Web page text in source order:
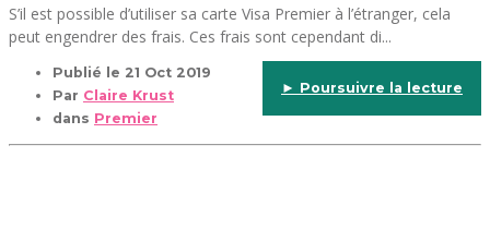
S’il est possible d’utiliser sa carte Visa Premier à l’étranger, cela
peut engendrer des frais. Ces frais sont cependant di...
Publié le 21 Oct 2019
Par Claire Krust
dans Premier
► Poursuivre la lecture